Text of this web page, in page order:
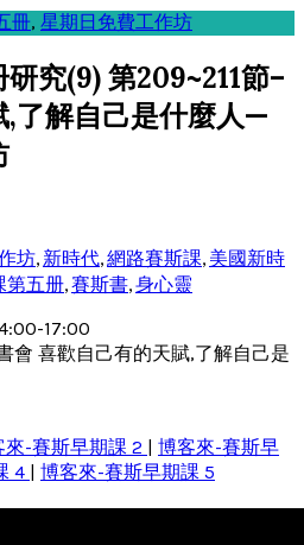
冊, 星期日免費工作坊
究(9) 第209~211節–
,了解自己是什麼人—
坊, 新時代,網路賽斯課, 美國新時
第五册,賽斯書,身心靈
17:00
會 喜歡自己有的天賦,了解自己是
來-賽斯早期課 2
博客來-賽斯早
4 博客來-賽斯早期課 5